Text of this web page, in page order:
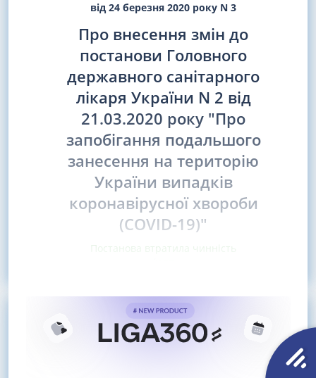
від 24 березня 2020 року N 3
Про внесення змін до
постанови Головного
державного санітарного
лікаря України N 2 від
21.03.2020 року "Про
запобігання подальшого
занесення на територію
України випадків
коронавірусної хвороби
(COVID-19)"
Постанова втратила чинність